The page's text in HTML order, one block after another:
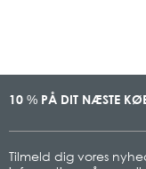
10 % PÅ DIT NÆSTE
Tilmeld dig vores